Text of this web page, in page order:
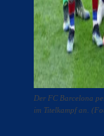
Der FC Barcelona
im Titelkampf an.